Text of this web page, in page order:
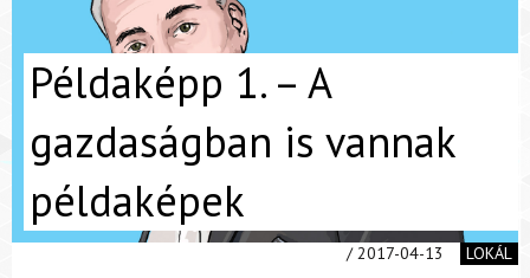
Példaképp 1. – A
gazdaságban is vannak
példaképek
/ 2017-04-13 LOKÁL